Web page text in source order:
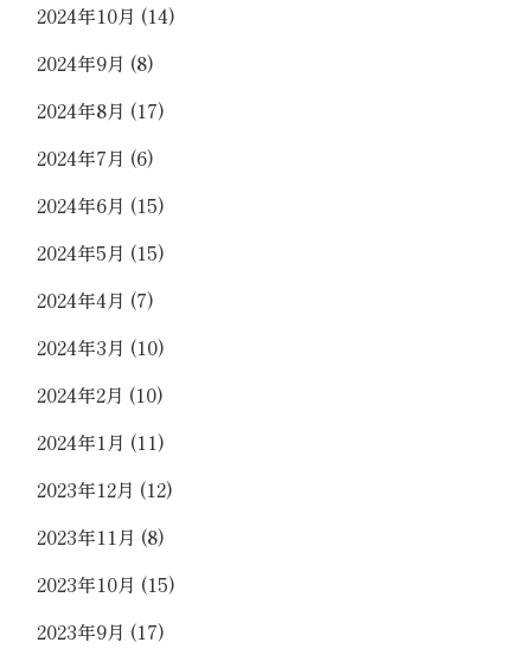
2024年10月 (14)
2024年9月 (8)
2024年8月 (17)
2024年7月 (6)
2024年6月 (15)
2024年5月 (15)
2024年4月 (7)
2024年3月 (10)
2024年2月 (10)
2024年1月 (11)
2023年12月 (12)
2023年11月 (8)
2023年10月 (15)
2023年9月 (17)